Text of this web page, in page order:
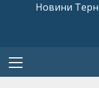
Новини
Primary